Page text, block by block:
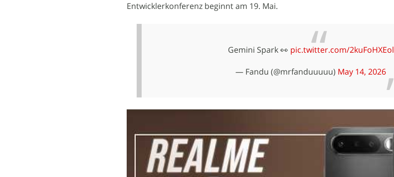
Entwicklerkonferenz beginnt am 19. Mai.
Gemini Spark 👀 pic.twitter.com/2kuFoHXEol
— Fandu (@mrfanduuuuu) May 14, 2026